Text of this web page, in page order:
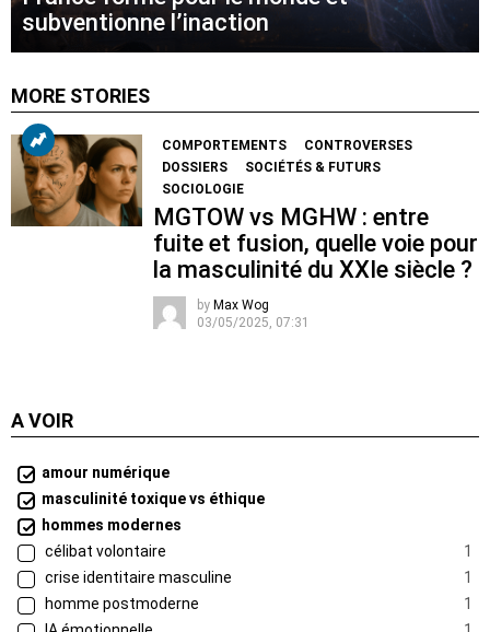
subventionne l’inaction
MORE STORIES
COMPORTEMENTS
CONTROVERSES
DOSSIERS
SOCIÉTÉS & FUTURS
SOCIOLOGIE
MGTOW vs MGHW : entre
fuite et fusion, quelle voie pour
la masculinité du XXIe siècle ?
by Max Wog
03/05/2025, 07:31
A VOIR
amour numérique
masculinité toxique vs éthique
hommes modernes
célibat volontaire
1
crise identitaire masculine
1
homme postmoderne
1